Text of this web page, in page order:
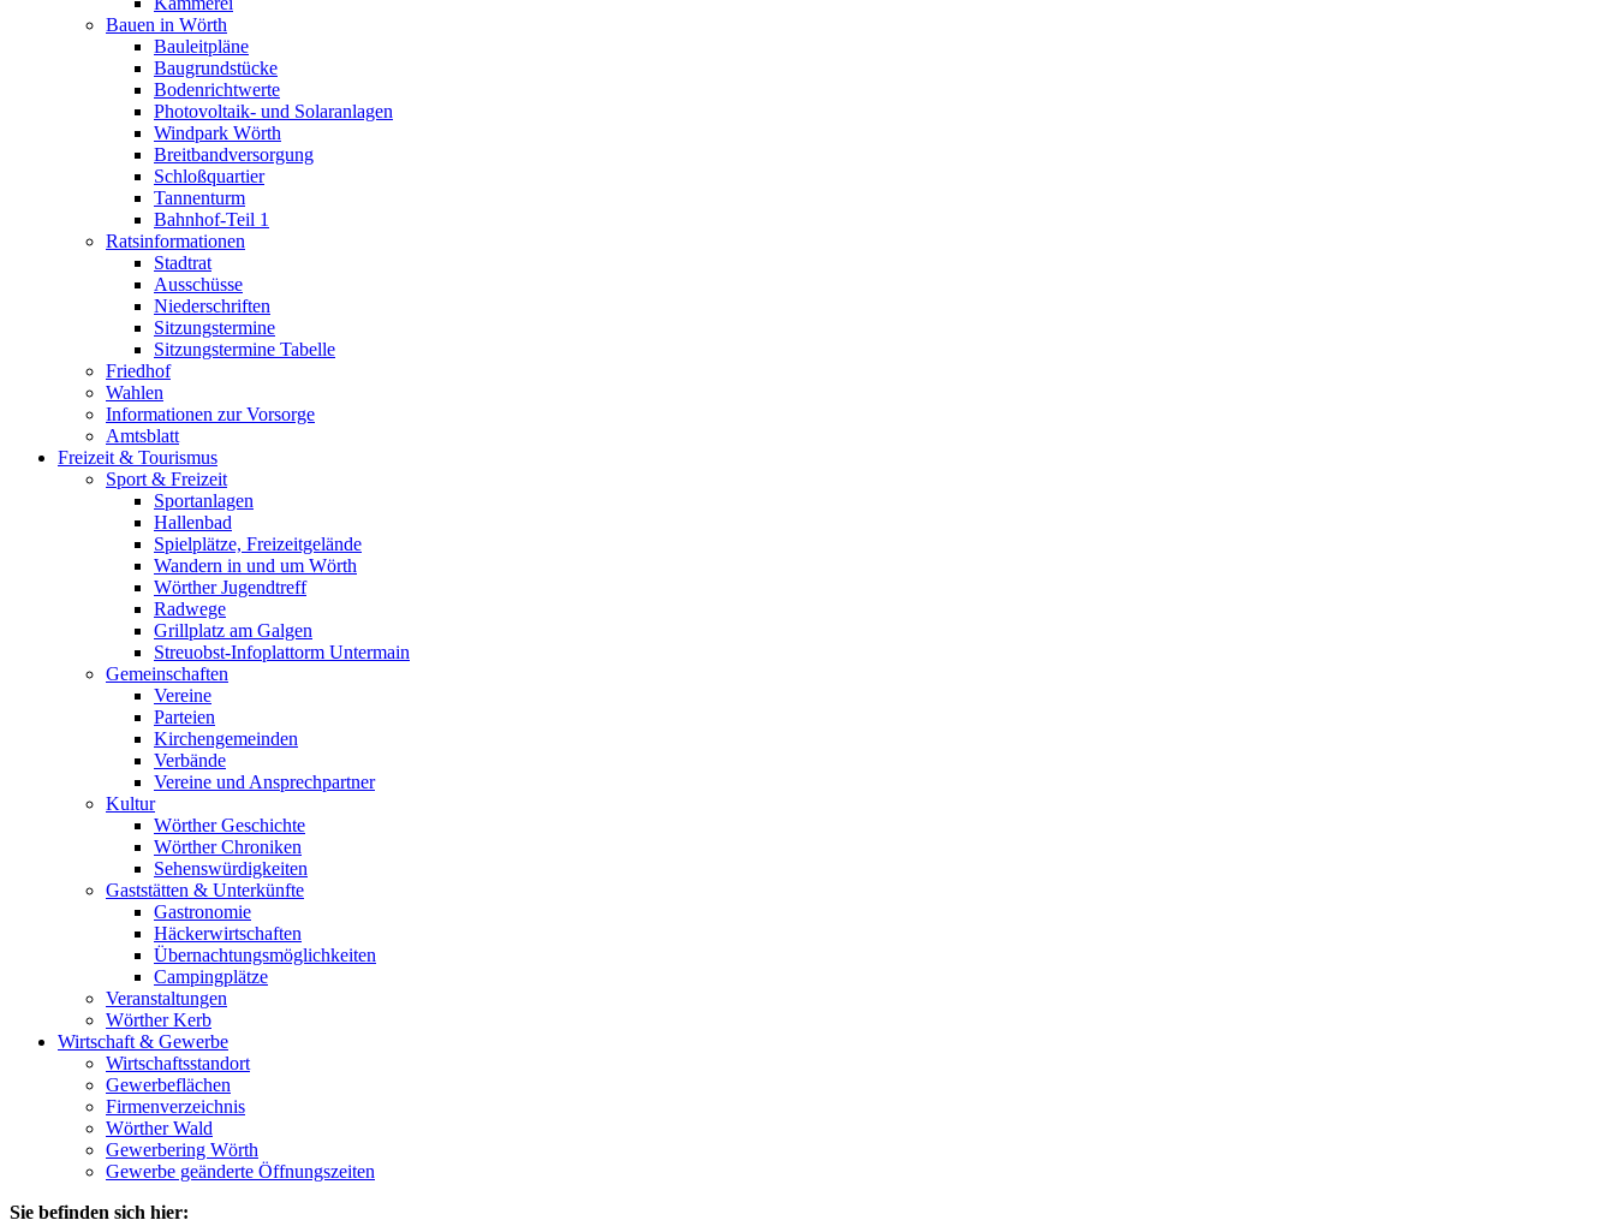
Bauen in Wörth
Bauleitpläne
Baugrundstücke
Bodenrichtwerte
Photovoltaik- und Solaranlagen
Windpark Wörth
Breitbandversorgung
Schloßquartier
Tannenturm
Bahnhof-Teil 1
Ratsinformationen
Stadtrat
Ausschüsse
Niederschriften
Sitzungstermine
Sitzungstermine Tabelle
Friedhof
Wahlen
Informationen zur Vorsorge
Amtsblatt
Freizeit & Tourismus
Sport & Freizeit
Sportanlagen
Hallenbad
Spielplätze, Freizeitgelände
Wandern in und um Wörth
Wörther Jugendtreff
Radwege
Grillplatz am Galgen
Streuobst-Infoplattorm Untermain
Gemeinschaften
Vereine
Parteien
Kirchengemeinden
Verbände
Vereine und Ansprechpartner
Kultur
Wörther Geschichte
Wörther Chroniken
Sehenswürdigkeiten
Gaststätten & Unterkünfte
Gastronomie
Häckerwirtschaften
Übernachtungsmöglichkeiten
Campingplätze
Veranstaltungen
Wörther Kerb
Wirtschaft & Gewerbe
Wirtschaftsstandort
Gewerbeflächen
Firmenverzeichnis
Wörther Wald
Gewerbering Wörth
Gewerbe geänderte Öffnungszeiten
Sie befinden sich hier: